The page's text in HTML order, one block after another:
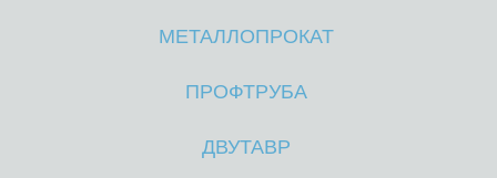
МЕТАЛЛОПРОКАТ
ПРОФТРУБА
ДВУТАВР